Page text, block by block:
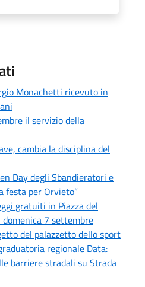
Monachetti ricevuto in
il servizio della
cambia la disciplina del
Day degli Sbandieratori e
festa per Orvieto”
gratuiti in Piazza del
7 settembre
del palazzetto dello sport
regionale Data:
barriere stradali su Strada